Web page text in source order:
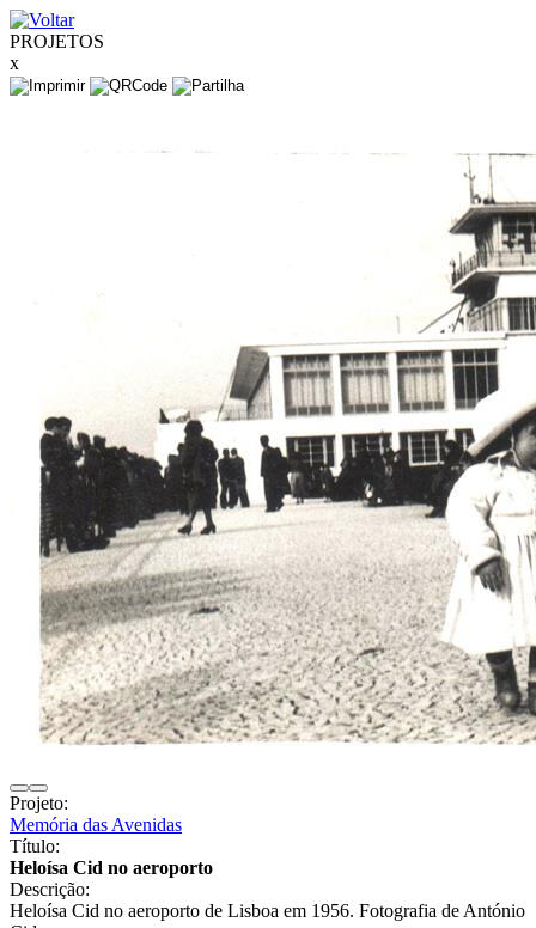
PROJETOS
x
Projeto:
Memória das Avenidas
Título:
Heloísa Cid no aeroporto
Descrição:
Heloísa Cid no aeroporto de Lisboa em 1956. Fotografia de António